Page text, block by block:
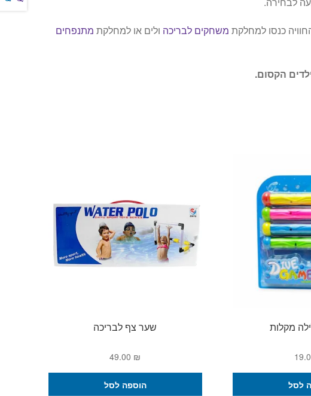
כנסו למחלקת משחקים לבריכה ולים או למחלקת מתנפחים
הקסום.
מקלות
לסל
שער צף לבריכה
49.00 ₪
הוספה לסל